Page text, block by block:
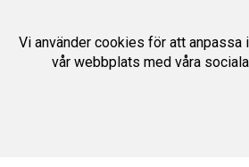
Vi använder cookies för att anpassa
vår webbplats med våra